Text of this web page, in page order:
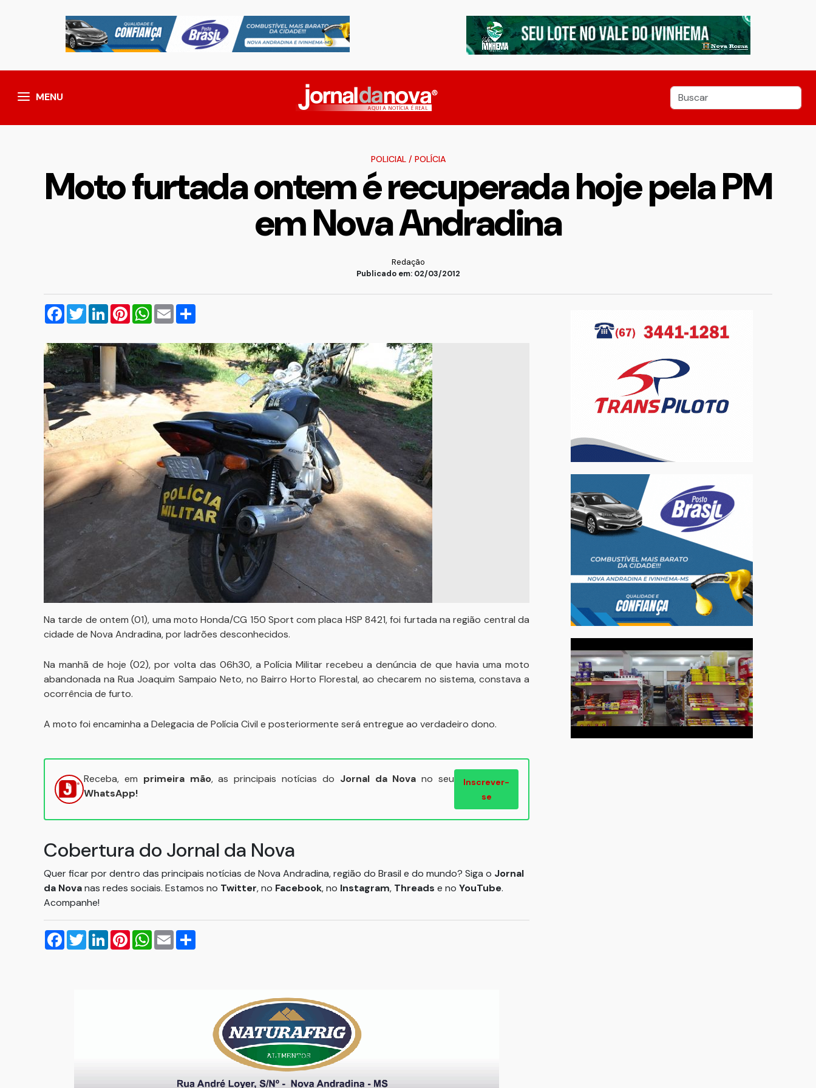
MENU
POLICIAL/ POLÍCIA
Moto furtada ontem é recuperada hoje pela PM
em Nova Andradina
Redação
Publicado em: 02/03/2012
Facebook
TwitterLinkedInPinterestWhatsApp
Email
Na tarde de ontem (01), uma moto Honda/CG 150 Sport com placa HSP 8421, foi furtada na região central da
cidade de Nova Andradina, por ladrões desconhecidos.
Na manhã de hoje (02), por volta das 06h30, a Polícia Militar recebeu a denúncia de que havia uma moto
abandonada na Rua Joaquim Sampaio Neto, no Bairro Horto Florestal, ao checarem no sistema, constava a
ocorrência de furto.
A moto foi encaminha a Delegacia de Polícia Civil e posteriormente será entregue ao verdadeiro dono.
Receba, em primeira mão, as principais notícias do Jornal da Nova no seu
WhatsApp!
Inscrever-
se
Cobertura do Jornal da Nova
Quer ficar por dentro das principais notícias de Nova Andradina, região do Brasil e do mundo? Siga o Jornal
da Novanas redes sociais. Estamos no Twitter, no Facebook, no Instagram, Threads e no YouTube.
Acompanhe!
Facebook
TwitterLinkedInPinterestWhatsApp
Email